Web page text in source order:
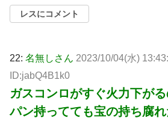
レスにコメント
22: 名無しさん 2023/10/04(水)
ID:jabQ4B1k0
ガスコンロがすぐ火力下が
パン持ってても宝の持ち腐